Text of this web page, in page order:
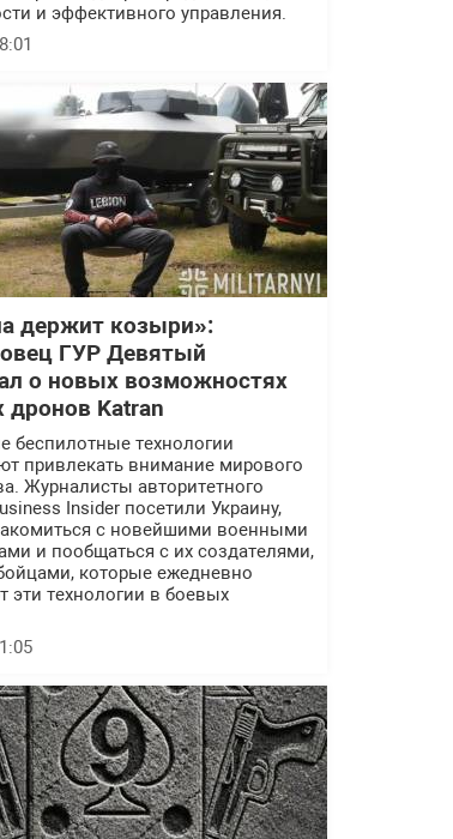
и эффективного управления.
держит козыри»:
ГУР Девятый
о новых возможностях
дронов Katran
беспилотные технологии
привлекать внимание мирового
Журналисты авторитетного
Insider посетили Украину,
с новейшими военными
и пообщаться с их создателями,
которые ежедневно
эти технологии в боевых